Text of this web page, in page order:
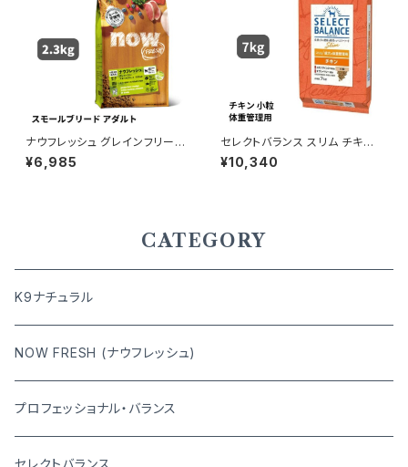
ナウフレッシュ グレインフリー
スモールブリード アダルト 2.3k
g 4573160559016
¥6,985
セレクトバランス スリム チキン
小粒 成犬の体重管理用 7kg
¥10,340
CATEGORY
K9ナチュラル
NOW FRESH (ナウフレッシュ)
プロフェッショナル・バランス
セレクトバランス